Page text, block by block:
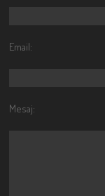
Email:
Mesaj: